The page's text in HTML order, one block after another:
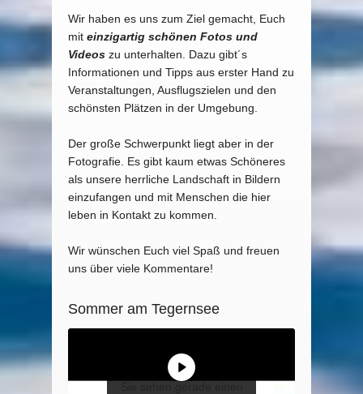
Wir haben es uns zum Ziel gemacht, Euch
mit einzigartig schönen Fotos und
Videos zu unterhalten. Dazu gibt´s
Informationen und Tipps aus erster Hand zu
Veranstaltungen, Ausflugszielen und den
schönsten Plätzen in der Umgebung.
Der große Schwerpunkt liegt aber in der
Fotografie. Es gibt kaum etwas Schöneres
als unsere herrliche Landschaft in Bildern
einzufangen und mit Menschen die hier
leben in Kontakt zu kommen.
Wir wünschen Euch viel Spaß und freuen
uns über viele Kommentare!
Sommer am Tegernsee